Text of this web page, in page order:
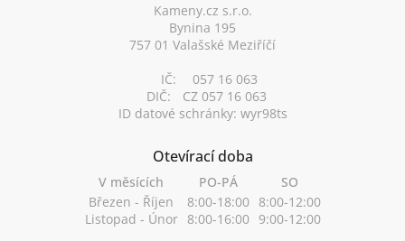
Kameny.cz s.r.o.
Bynina 195
757 01 Valašské Meziříčí
IČ:
057 16 063
DIČ:
CZ 057 16 063
ID datové schránky: wyr98ts
Otevírací doba
V měsících PO-PÁ
SO
Březen - Říjen
8:00-18:00 8:00-12:00
Listopad - Únor 8:00-16:00 9:00-12:00